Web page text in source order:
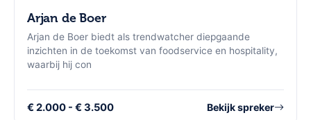
Arjan de Boer
Arjan de Boer biedt als trendwatcher diepgaande
inzichten in de toekomst van foodservice en hospitality,
waarbij hij con
€ 2.000 - € 3.500 Bekijk spreker